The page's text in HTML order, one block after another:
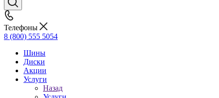
Телефоны
8 (800) 555 5054
Шины
Диски
Акции
Услуги
Назад